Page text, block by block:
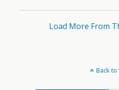
Load More From
Back to